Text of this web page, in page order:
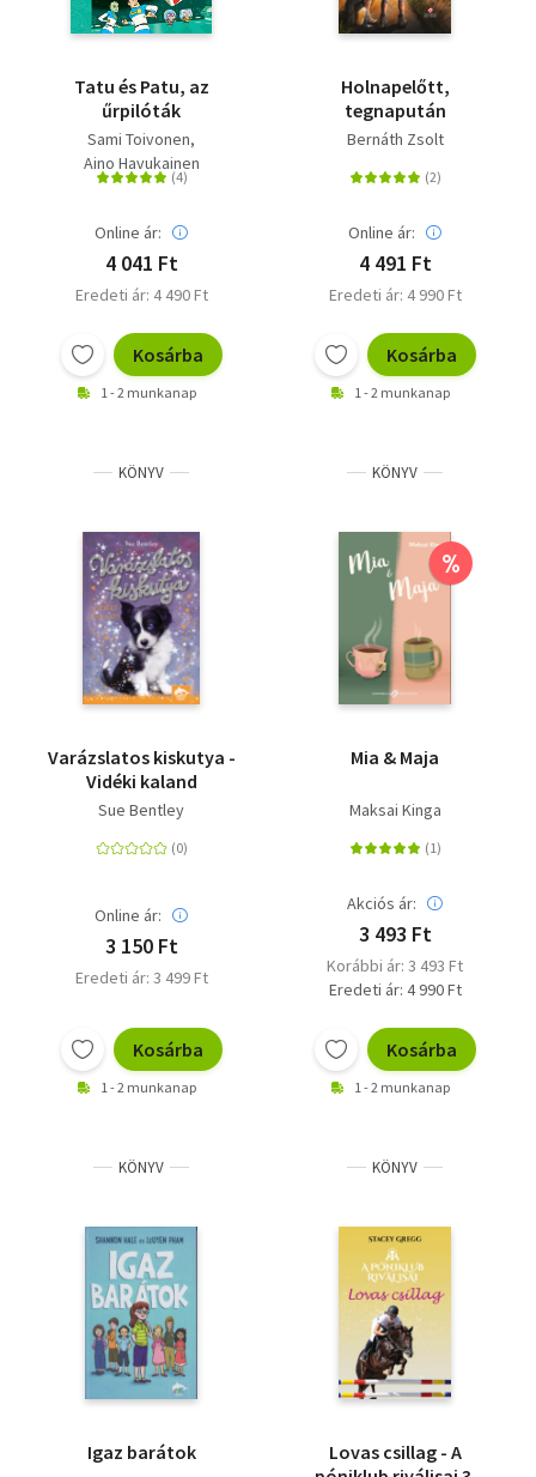
Tatu és Patu, az
űrpilóták
Sami Toivonen
Aino Havukainen
Online ár:
4 041 Ft
Eredeti ár: 4 490 Ft
Kosárba
1 - 2 munkanap
Holnapelőtt,
tegnapután
Bernáth Zsolt
Online ár:
4 491 Ft
Eredeti ár: 4 990 Ft
Kosárba
1 - 2 munkanap
KÖNYV
Varázslatos kiskutya -
Vidéki kaland
Sue Bentley
Online ár:
3 150 Ft
Eredeti ár: 3 499 Ft
Kosárba
1 - 2 munkanap
KÖNYV
%
Mia & Maja
Maksai Kinga
Akciós ár:
3 493 Ft
Korábbi ár: 3 493 Ft
Eredeti ár: 4 990 Ft
Kosárba
1 - 2 munkanap
KÖNYV
Igaz barátok
KÖNYV
Lovas csillag - A